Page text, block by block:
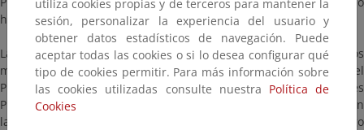
hábil de lunes a viernes de 09:00 a 14:00 horas.
Las alegaciones y observaciones se presentarán según los
mecanismos establecidos en la Ley 39/2015, de 1 de octubre, del
Procedimiento Administrativo Común de las Administraciones
Públicas, dirigidas al Servicio Provincial de Costas de Gipuzkoa, en
la Plaza Pío XII, nº 6, 3ª planta de Donostia-San Sebastián (código
utiliza cookies propias y de terceros para mantener la
sesión, personalizar la experiencia del usuario y
obtener datos estadísticos de navegación. Puede
aceptar todas las cookies o si lo desea configurar qué
tipo de cookies permitir. Para más información sobre
las cookies utilizadas consulte nuestra Política de
Cookies